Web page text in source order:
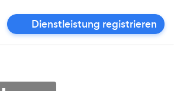
Dienstleistung registrieren